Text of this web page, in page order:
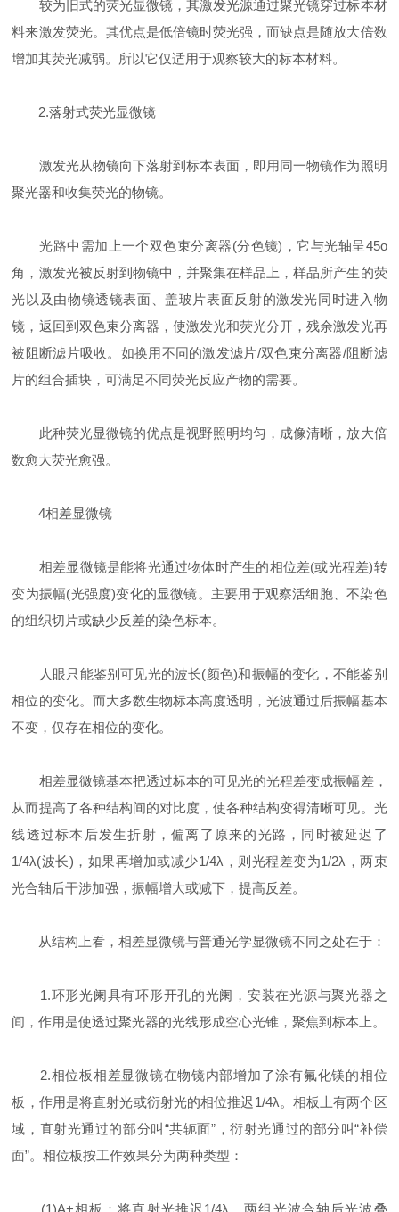
较为旧式的荧光显微镜，其激发光源通过聚光镜穿过标本材
料来激发荧光。其优点是低倍镜时荧光强，而缺点是随放大倍数
增加其荧光减弱。所以它仅适用于观察较大的标本材料。
2.落射式荧光显微镜
激发光从物镜向下落射到标本表面，即用同一物镜作为照明
聚光器和收集荧光的物镜。
光路中需加上一个双色束分离器(分色镜)，它与光轴呈45o
角，激发光被反射到物镜中，并聚集在样品上，样品所产生的荧
光以及由物镜透镜表面、盖玻片表面反射的激发光同时进入物
镜，返回到双色束分离器，使激发光和荧光分开，残余激发光再
被阻断滤片吸收。如换用不同的激发滤片/双色束分离器/阻断滤
片的组合插块，可满足不同荧光反应产物的需要。
此种荧光显微镜的优点是视野照明均匀，成像清晰，放大倍
数愈大荧光愈强。
4相差显微镜
相差显微镜是能将光通过物体时产生的相位差(或光程差)转
变为振幅(光强度)变化的显微镜。主要用于观察活细胞、不染色
的组织切片或缺少反差的染色标本。
人眼只能鉴别可见光的波长(颜色)和振幅的变化，不能鉴别
相位的变化。而大多数生物标本高度透明，光波通过后振幅基本
不变，仅存在相位的变化。
相差显微镜基本把透过标本的可见光的光程差变成振幅差，
从而提高了各种结构间的对比度，使各种结构变得清晰可见。光
线透过标本后发生折射，偏离了原来的光路，同时被延迟了
1/4λ(波长)，如果再增加或减少1/4λ，则光程差变为1/2λ，两束
光合轴后干涉加强，振幅增大或减下，提高反差。
从结构上看，相差显微镜与普通光学显微镜不同之处在于：
1.环形光阑具有环形开孔的光阑，安装在光源与聚光器之
间，作用是使透过聚光器的光线形成空心光锥，聚焦到标本上。
2.相位板相差显微镜在物镜内部增加了涂有氟化镁的相位
板，作用是将直射光或衍射光的相位推迟1/4λ。相板上有两个区
域，直射光通过的部分叫“共轭面”，衍射光通过的部分叫“补偿
面”。相位板按工作效果分为两种类型：
(1)A+相板：将直射光推迟1/4λ，两组光波合轴后光波叠